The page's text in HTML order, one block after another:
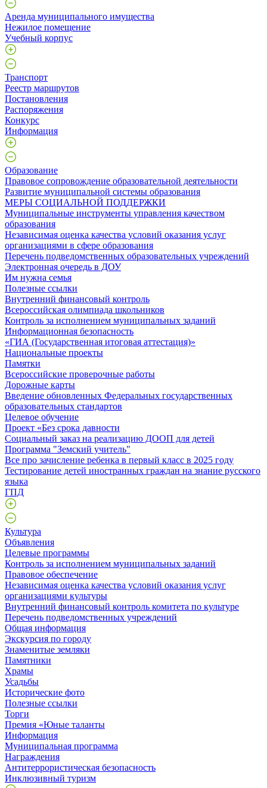
Аренда муниципального имущества
Нежилое помещение
Учебный корпус
Транспорт
Реестр маршрутов
Постановления
Распоряжения
Конкурс
Информация
Образование
Правовое сопровождение образовательной деятельности
Развитие муниципальной системы образования
МЕРЫ СОЦИАЛЬНОЙ ПОДДЕРЖКИ
Муниципальные инструменты управления качеством
образования
Независимая оценка качества условий оказания услуг
организациями в сфере образования
Перечень подведомственных образовательных учреждений
Электронная очередь в ДОУ
Им нужна семья
Полезные ссылки
Внутренний финансовый контроль
Всероссийская олимпиада школьников
Контроль за исполнением муниципальных заданий
Информационная безопасность
«ГИА (Государственная итоговая аттестация)»
Национальные проекты
Памятки
Всероссийские проверочные работы
Дорожные карты
Введение обновленных Федеральных государственных
образовательных стандартов
Целевое обучение
Проект «Без срока давности
Социальный заказ на реализацию ДООП для детей
Программа "Земский учитель"
Все про зачисление ребенка в первый класс в 2025 году
Тестирование детей иностранных граждан на знание русского
языка
ГПД
Культура
Объявления
Целевые программы
Контроль за исполнением муниципальных заданий
Правовое обеспечение
Независимая оценка качества условий оказания услуг
организациями культуры
Внутренний финансовый контроль комитета по культуре
Перечень подведомственных учреждений
Общая информация
Экскурсия по городу
Знаменитые земляки
Памятники
Храмы
Усадьбы
Исторические фото
Полезные ссылки
Торги
Премия «Юные таланты
Информация
Муниципальная программа
Награждения
Антитеррористическая безопасность
Инклюзивный туризм